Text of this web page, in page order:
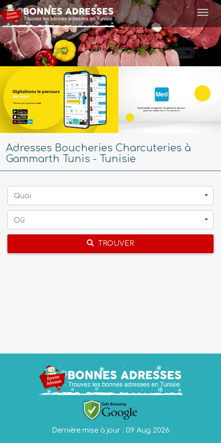
Adresses Boucheries Charcuteries à
Gammarth Tunis - Tunisie
Quoi
Oû
TROUVER
Dernière mise à jour : 09 Aug 2026